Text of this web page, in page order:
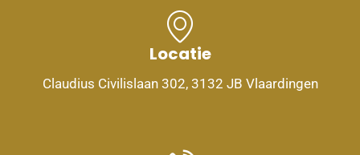
Locatie
Claudius Civilislaan 302, 3132 JB Vlaardingen